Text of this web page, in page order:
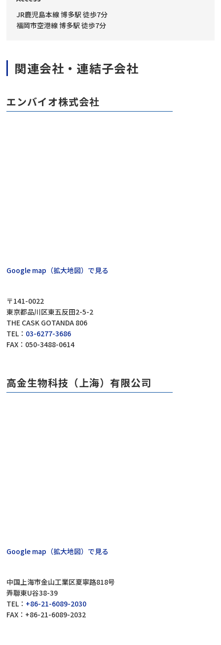
JR鹿児島本線 博多駅 徒歩7分
福岡市空港線 博多駅 徒歩7分
関連会社・連結子会社
エンバイオ株式会社
Google map（拡大地図）で見る
〒141-0022
東京都品川区東五反田2-5-2
THE CASK GOTANDA 806
TEL： 03-6277-3686
FAX：050-3488-0614
高金生物科技（上海）有限公司
Google map（拡大地図）で見る
中国上海市金山工業区夏寧路818号
弄聯東U谷38-39
TEL： +86-21-6089-2030
FAX：+86-21-6089-2032